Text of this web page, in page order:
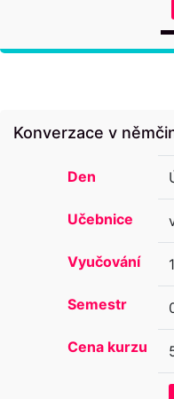
Konverzace v
Den
Učebnice
Vyučování
Semestr
Cena kurzu